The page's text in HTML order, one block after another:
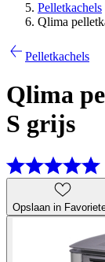
Pelletkachels
Qlima
Pelletkachels
Qlima
S grijs
Opslaan in